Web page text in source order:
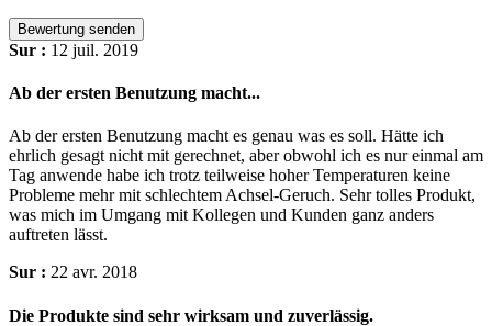
Bewertung senden
Sur : 12 juil. 2019
Ab der ersten Benutzung macht...
Ab der ersten Benutzung macht es genau was es soll. Hätte ich
ehrlich gesagt nicht mit gerechnet, aber obwohl ich es nur einmal am
Tag anwende habe ich trotz teilweise hoher Temperaturen keine
Probleme mehr mit schlechtem Achsel-Geruch. Sehr tolles Produkt,
was mich im Umgang mit Kollegen und Kunden ganz anders
auftreten lässt.
Sur : 22 avr. 2018
Die Produkte sind sehr wirksam und zuverlässig.